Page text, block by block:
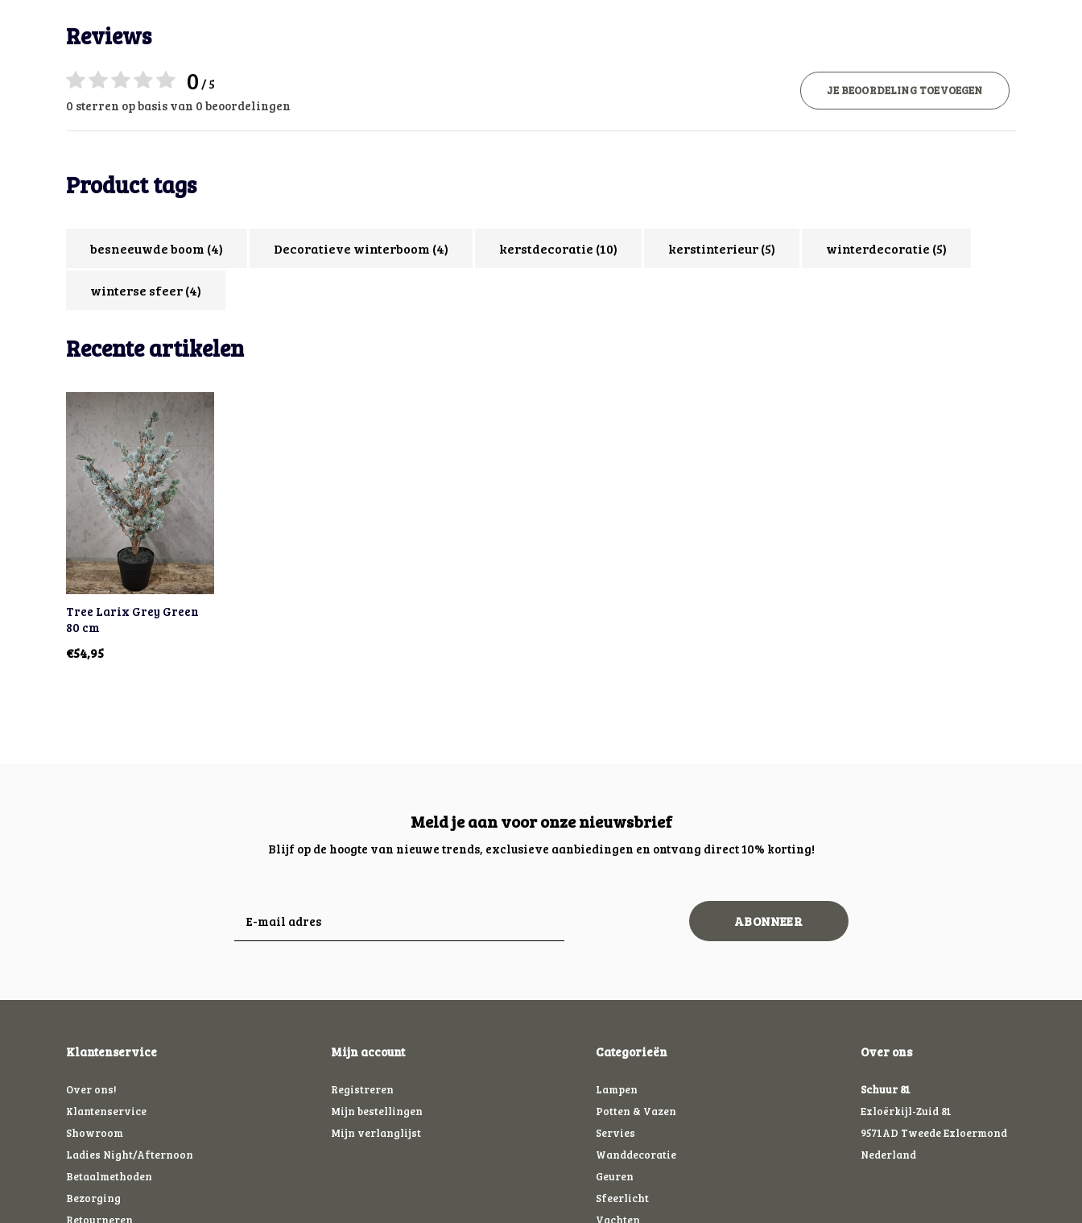
Reviews
0 / 5
0 sterren op basis van 0 beoordelingen
JE BEOORDELING TOEVOEGEN
Product tags
besneeuwde boom (4) Decoratieve winterboom (4) kerstdecoratie (10) kerstinterieur(5) winterdecoratie (5)
winterse sfeer(4)
Recente artikelen
Tree Larix Grey Green
80 cm
€54,95
Meld je aan voor onze nieuwsbrief
Blijf op de hoogte van nieuwe trends, exclusieve aanbiedingen en ontvang direct 10% korting!
ABONNEER
Klantenservice
Over ons!
Klantenservice
Showroom
Ladies Night/Afternoon
Betaalmethoden
Bezorging
Retourneren
Mijn account
Registreren
Mijn bestellingen
Mijn verlanglijst
Categorieën
Lampen
Potten & Vazen
Servies
Wanddecoratie
Geuren
Sfeerlicht
Vachten
Over ons
Schuur 81
Exloërkijl-Zuid 81
9571AD Tweede Exloermond
Nederland